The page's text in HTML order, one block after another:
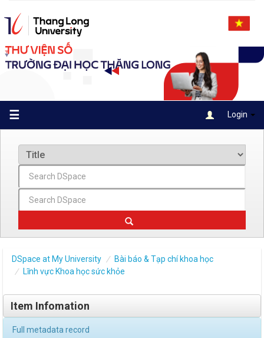
navigation
☰ Login
DSpace at My University
Bài báo & Tạp chí khoa học
Lĩnh vực Khoa học sức khỏe
Item Infomation
Full metadata record